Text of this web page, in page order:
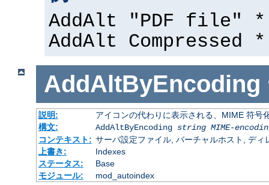
AddAlt "PDF file"
AddAlt
AddAltByEncoding
説明:
アイコンの代わりに表示される、MIME 符号
構文:
AddAltByEncoding string MIME-
コンテキスト: サーバ設定ファイル, バーチャルホスト, ディ
上書き:
Indexes
ステータス:
Base
モジュール:
mod_autoindex